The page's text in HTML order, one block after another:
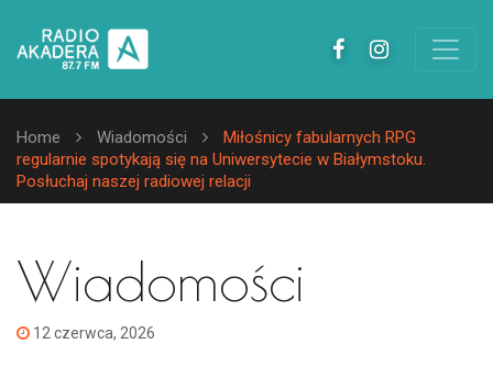
Home Wiadomości
Miłośnicy fabularnych RPG
regularnie spotykają się na Uniwersytecie w Białymstoku.
Posłuchaj naszej radiowej relacji
Wiadomości
12 czerwca, 2026